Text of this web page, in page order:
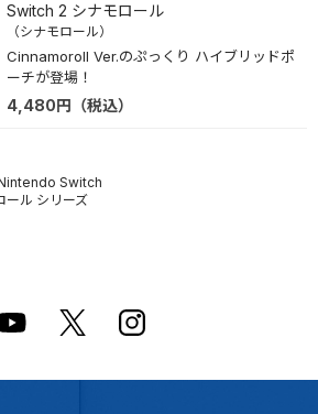
Switch 2 シナモロール
（シナモロール）
Cinnamoroll Ver.のぷっくり ハイブリッドポ
ーチが登場！
4,480円 （税込）
Switch
ール シリーズ